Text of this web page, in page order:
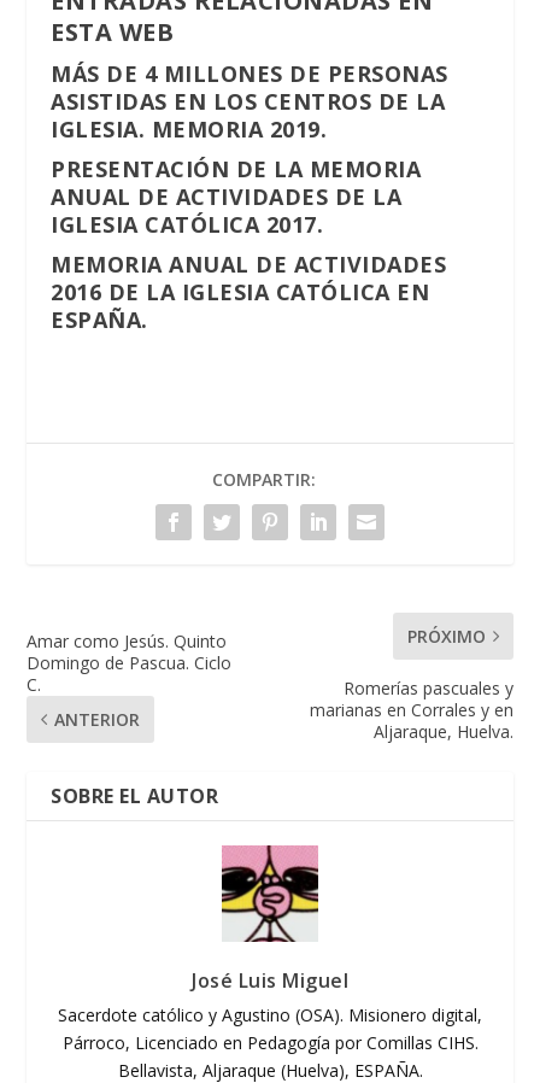
ESTA WEB
MÁS DE 4 MILLONES DE PERSONAS
ASISTIDAS EN LOS CENTROS DE LA
IGLESIA. MEMORIA 2019.
PRESENTACIÓN DE LA MEMORIA
ANUAL DE ACTIVIDADES DE LA
IGLESIA CATÓLICA 2017.
MEMORIA ANUAL DE ACTIVIDADES
2016 DE LA IGLESIA CATÓLICA EN
ESPAÑA.
COMPARTIR:
Amar como Jesús. Quinto
Domingo de Pascua. Ciclo
C.
ANTERIOR
PRÓXIMO
Romerías pascuales y
marianas en Corrales y en
Aljaraque, Huelva.
SOBRE EL AUTOR
José Luis Miguel
Sacerdote católico y Agustino (OSA). Misionero digital,
Párroco, Licenciado en Pedagogía por Comillas CIHS.
Bellavista, Aljaraque (Huelva), ESPAÑA.